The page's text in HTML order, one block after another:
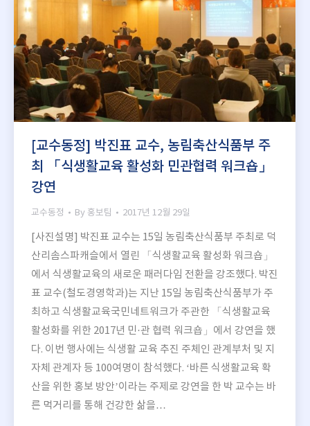
[교수동정] 박진표 교수, 농림축산식품부 주
최 「식생활교육 활성화 민관협력 워크숍」
강연
교수동정 By 홍보팀 2017년 12월 29일
[사진설명] 박진표 교수는 15일 농림축산식품부 주최로 덕
산리솜스파캐슬에서 열린 「식생활교육 활성화 워크숍」
에서 식생활교육의 새로운 패러다임 전환을 강조했다. 박진
표 교수(철도경영학과)는 지난 15일 농림축산식품부가 주
최하고 식생활교육국민네트워크가 주관한 「식생활교육
활성화를 위한 2017년 민·관 협력 워크숍」에서 강연을 했
다. 이번 행사에는 식생활 교육 추진 주체인 관계부처 및 지
자체 관계자 등 100여명이 참석했다. ‘바른 식생활교육 확
산을 위한 홍보 방안’이라는 주제로 강연을 한 박 교수는 바
른 먹거리를 통해 건강한 삶을…